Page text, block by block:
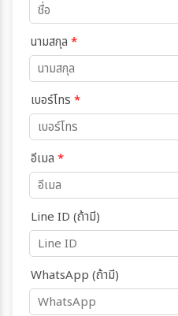
นามสกุล *
เบอร์โทร *
อีเมล *
Line ID (ถ้ามี)
WhatsApp (ถ้ามี)